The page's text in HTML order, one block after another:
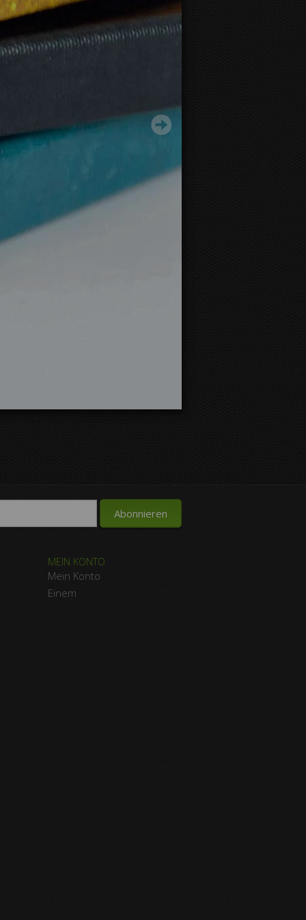
MEIN KONTO
Mein Konto
Einem